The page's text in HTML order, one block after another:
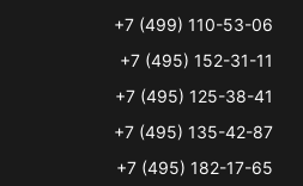
+7 (499) 110-53-06
+7 (495) 152-31-11
+7 (495) 125-38-41
+7 (495) 135-42-87
+7 (495) 182-17-65